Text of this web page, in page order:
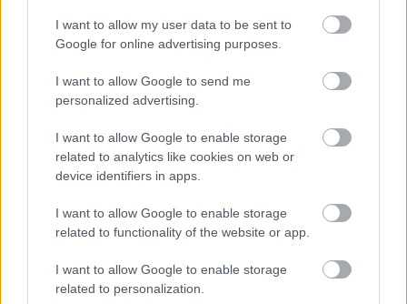
I want to allow my user data to be sent to
Google for online advertising purposes.
I want to allow Google to send me
personalized advertising.
I want to allow Google to enable storage
related to analytics like cookies on web or
device identifiers in apps.
I want to allow Google to enable storage
related to functionality of the website or app.
I want to allow Google to enable storage
related to personalization.
κρατήσουν ζωντανή τη δίψα για νέες γνώσεις και
εμπειρίες και - όπως πάντα - ο καλύτερος τρόπος για να
το πετύχουμε δεν είναι άλλος από το να ταξιδεύουμε σε
όμορφους προορισμούς. «Ταξίδεψε και εμβάθυνε και
άλλο στην γνώση που θες να κατακτήσεις», καταλήγει το
δημοσίευμα τουLonely Planet.